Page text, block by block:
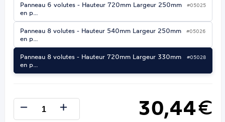
Panneau 6 volutes - Hauteur 720mm Largeur 250mm
en p…
#05025
Panneau 8 volutes - Hauteur 540mm Largeur 250mm
en p…
#05026
Panneau 8 volutes - Hauteur 720mm Largeur 330mm
en p…
#05028
30,44€